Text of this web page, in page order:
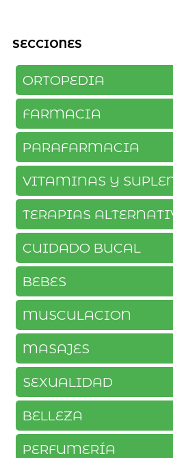
SECCIONES
ORTOPEDIA
FARMACIA
PARAFARMACIA
VITAMINAS Y
TERAPIAS
CUIDADO BUCAL
BEBES
MUSCULACION
MASAJES
SEXUALIDAD
BELLEZA
PERFUMERÍA